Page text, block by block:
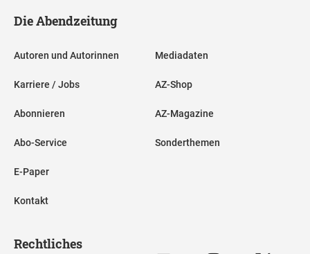
Die Abendzeitung
Autoren und Autorinnen
Karriere / Jobs
Abonnieren
Abo-Service
E-Paper
Kontakt
Mediadaten
AZ-Shop
AZ-Magazine
Sonderthemen
Rechtliches